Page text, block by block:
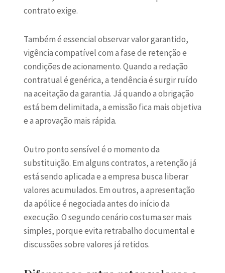
contrato exige.
Também é essencial observar valor garantido,
vigência compatível com a fase de retenção e
condições de acionamento. Quando a redação
contratual é genérica, a tendência é surgir ruído
na aceitação da garantia. Já quando a obrigação
está bem delimitada, a emissão fica mais objetiva
e a aprovação mais rápida.
Outro ponto sensível é o momento da
substituição. Em alguns contratos, a retenção já
está sendo aplicada e a empresa busca liberar
valores acumulados. Em outros, a apresentação
da apólice é negociada antes do início da
execução. O segundo cenário costuma ser mais
simples, porque evita retrabalho documental e
discussões sobre valores já retidos.